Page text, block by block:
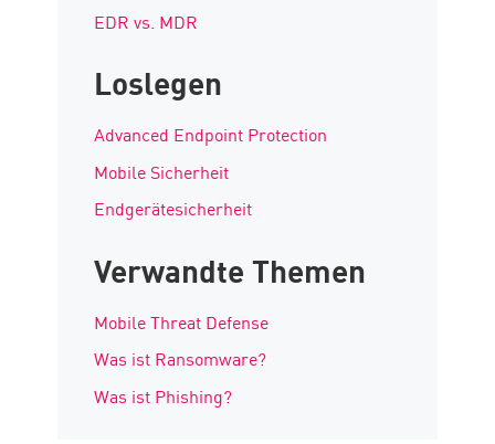
EDR vs. MDR
Loslegen
Advanced Endpoint Protection
Mobile Sicherheit
Endgerätesicherheit
Verwandte Themen
Mobile Threat Defense
Was ist Ransomware?
Was ist Phishing?